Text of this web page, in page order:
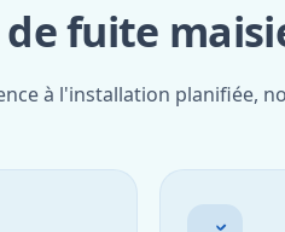
fuite
à l'installation planifiée,